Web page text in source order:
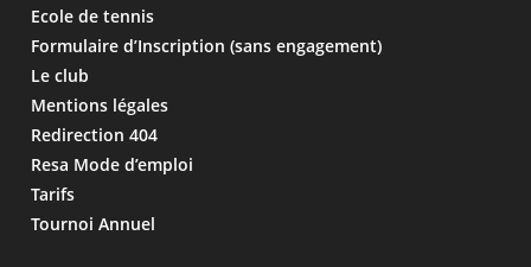
Ecole de tennis
Formulaire d’Inscription (sans engagement)
Le club
Mentions légales
Redirection 404
Resa Mode d’emploi
Tarifs
Tournoi Annuel